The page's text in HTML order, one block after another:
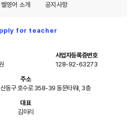
영어 소개 공지사항
for teacher
사업자등록증번호
128-92-63273
주소
산동구 호수로 358-39 동문타워I, 3층
대표
김미리